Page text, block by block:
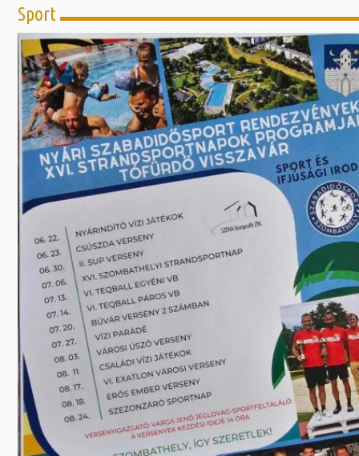
Mozi
Színház/Tánc
Előadás/Kiállítás
Gyerekeknek
Sport
Kiemelt rendezvények
Tanfolyam, képzés
Egyebek
Ünnepek,
megemlékezések
Megyei kitekintő
Szent
Zsidó
most
Fák
Víz
Összes
Sport és
Egyéb
Labdarúgás
Röplabda
Sport